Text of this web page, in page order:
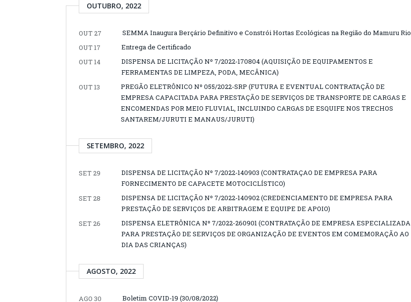
OUTUBRO, 2022
OUT 27
SEMMA Inaugura Berçário Definitivo e Constrói Hortas Ecológicas na Região do Mamuru Rio
OUT 17
Entrega de Certificado
OUT 14
DISPENSA DE LICITAÇÃO Nº 7/2022-170804 (AQUISIÇÃO DE EQUIPAMENTOS E
FERRAMENTAS DE LIMPEZA, PODA, MECÂNICA)
OUT 13
PREGÃO ELETRÔNICO Nº 055/2022-SRP (FUTURA E EVENTUAL CONTRATAÇÃO DE
EMPRESA CAPACITADA PARA PRESTAÇÃO DE SERVIÇOS DE TRANSPORTE DE CARGAS E
ENCOMENDAS POR MEIO FLUVIAL, INCLUINDO CARGAS DE ESQUIFE NOS TRECHOS
SANTAREM/JURUTI E MANAUS/JURUTI)
SETEMBRO, 2022
SET 29
DISPENSA DE LICITAÇÃO Nº 7/2022-140903 (CONTRATAÇAO DE EMPRESA PARA
FORNECIMENTO DE CAPACETE MOTOCICLÍSTICO)
SET 28
DISPENSA DE LICITAÇÃO Nº 7/2022-140902 (CREDENCIAMENTO DE EMPRESA PARA
PRESTAÇÃO DE SERVIÇOS DE ARBITRAGEM E EQUIPE DE APOIO)
SET 26
DISPENSA ELETRÔNICA Nº 7/2022-260901 (CONTRATAÇÃO DE EMPRESA ESPECIALIZADA
PARA PRESTAÇÃO DE SERVIÇOS DE ORGANIZAÇÃO DE EVENTOS EM COMEMORAÇÃO AO
DIA DAS CRIANÇAS)
AGOSTO, 2022
AGO 30
Boletim COVID-19 (30/08/2022)